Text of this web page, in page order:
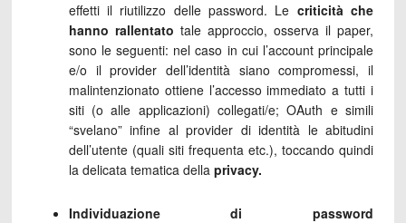
effetti il riutilizzo delle password. Le criticità che
hanno rallentato tale approccio, osserva il paper,
sono le seguenti: nel caso in cui l’account principale
e/o il provider dell’identità siano compromessi, il
malintenzionato ottiene l’accesso immediato a tutti i
siti (o alle applicazioni) collegati/e; OAuth e simili
“svelano” infine al provider di identità le abitudini
dell’utente (quali siti frequenta etc.), toccando quindi
la delicata tematica della privacy.
Individuazione di password